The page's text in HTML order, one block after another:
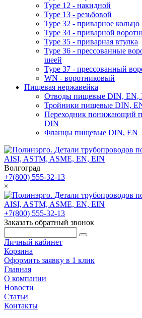
Type 12 - накидной
Type 13 - резьбовой
Type 32 - приварное кольцо
Type 34 - приварной
Type 35 - приварная втулка
Type 36 - прессованные
шеей
Type 37 - прессованный
WN - воротниковый
Пищевая нержавейка
Отводы пищевые DIN, EN,
Тройники пищевые DIN,
Переходник понижающий
DIN
Фланцы пищевые DIN, EN
Волгоград
+7(800) 555-32-13
×
+7(800) 555-32-13
Заказать обратный звонок
Личный кабинет
Корзина
Оформить заявку в 1 клик
Главная
О компании
Новости
Статьи
Контакты